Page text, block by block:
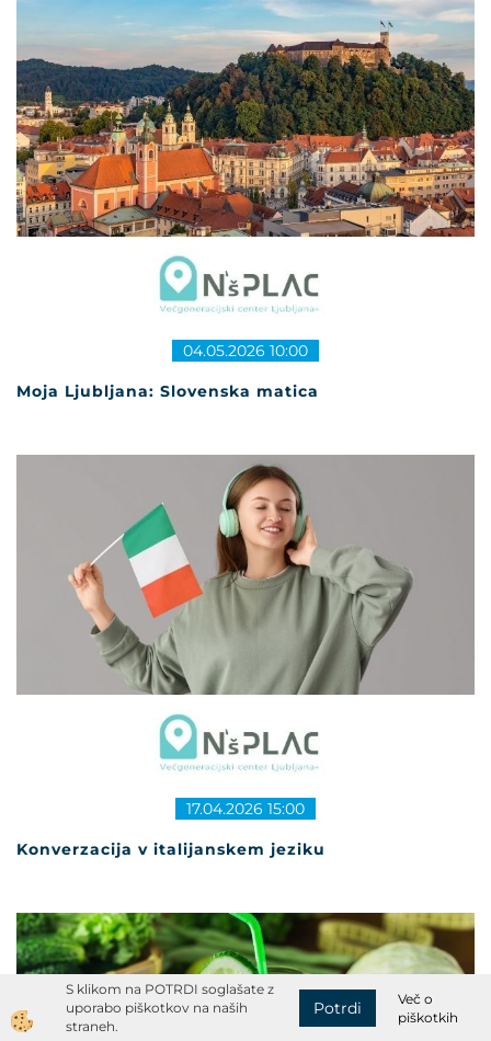
Moja Ljubljana: Slovenska matica
04.05.2026 10:00
Konverzacija v italijanskem jeziku
17.04.2026 15:00
S klikom na POTRDI soglašate z
uporabo piškotkov na naših
straneh.
Potrdi
Več o
piškotkih